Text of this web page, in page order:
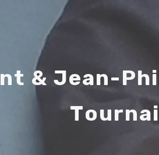
nt & Jean-Phi
Tournai